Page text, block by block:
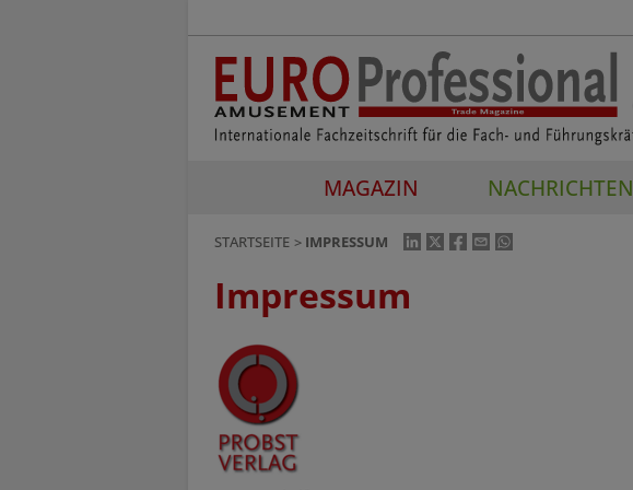
MAGAZIN NACHRICHTEN
STARTSEITE IMPRESSUM
Impressum